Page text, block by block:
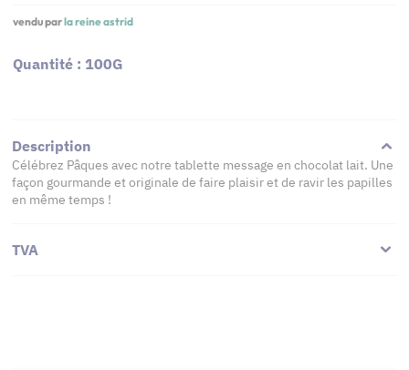
vendu parla reine astrid
Quantité : 100G
Description
Célébrez Pâques avec notre tablette message en chocolat lait. Une
façon gourmande et originale de faire plaisir et de ravir les papilles
en même temps !
TVA